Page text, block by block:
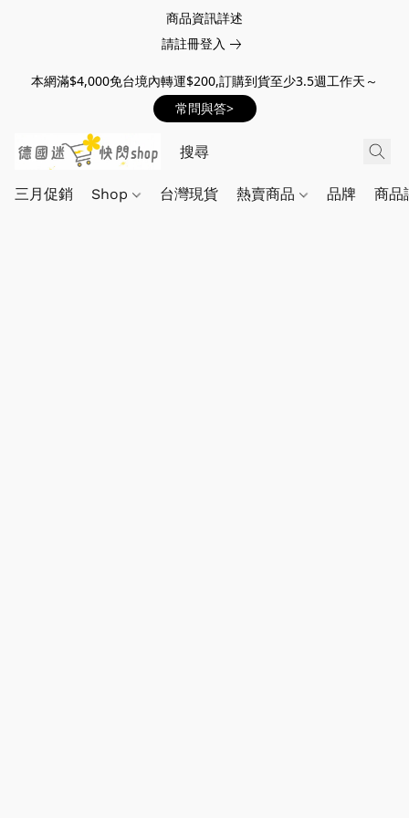
商品資訊詳述
請註冊登入
本網滿$4,000免台境內轉運$200,訂購到貨至少3.5週工作天～
常問與答>
三月促銷 Shop 台灣現貨 熱賣商品 品牌 商品